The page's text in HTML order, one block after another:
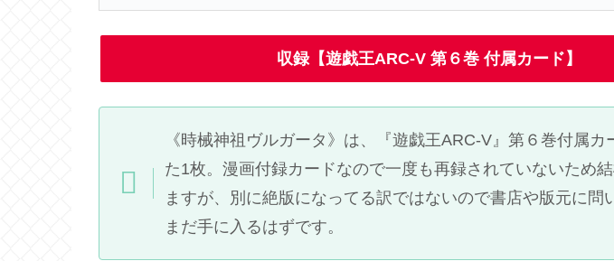
収録【遊戯王ARC-V 第６巻 付属カード】
《時械神祖ヴルガータ》は、『遊戯王ARC-V』第６巻付属カ
た1枚。漫画付録カードなので一度も再録されていないため
ますが、別に絶版になってる訳ではないので書店や版元に問
まだ手に入るはずです。